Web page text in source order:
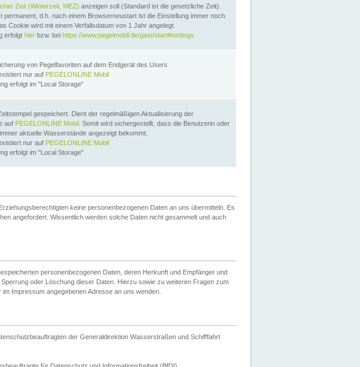
Zeit (Winterzeit, MEZ) anzeigen soll (Standard ist die gesetzliche Zeit).
permanent, d.h. nach einem Browserneustart ist die Einstellung immer noch
Cookie wird mit einem Verfallsdatum von 1 Jahr angelegt.
erfolgt hier bzw. bei https://www.pegelmobil.de/gast/start#settings
von Pegelfavoriten auf dem Endgerät des Users
nur auf PEGELONLINE Mobil
erfolgt im "Local Storage"
gespeichert. Dient der regelmäßigen Aktualisierung der
auf PEGELONLINE Mobil . Somit wird sichergestellt, dass die Benutzerin oder
aktuelle Wasserstände angezeigt bekommt.
nur auf PEGELONLINE Mobil
erfolgt im "Local Storage"
keine personenbezogenen Daten an uns übermitteln. Es
angefordert. Wissentlich werden solche Daten nicht gesammelt und auch
personenbezogenen Daten, deren Herkunft und Empfänger und
oder Löschung dieser Daten. Hierzu sowie zu weiteren Fragen zum
Impressum angegebenen Adresse an uns wenden.
der Generaldirektion Wasserstraßen und Schifffahrt